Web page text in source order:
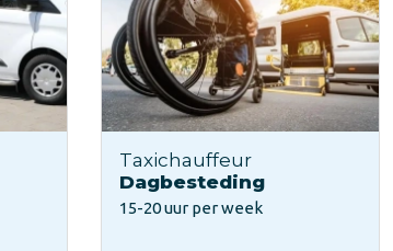
Taxichauffeur
Dagbesteding
15-20 uur per week